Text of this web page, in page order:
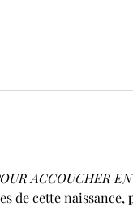
ACCOUCHER
de cette naissance,